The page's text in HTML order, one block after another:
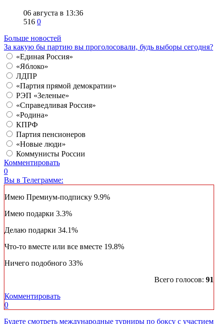
06 августа в 13:36
516 0
Больше новостей
За какую бы партию вы проголосовали, будь выборы сегодня?
«Единая Россия»
«Яблоко»
ЛДПР
«Партия прямой демократии»
РЭП «Зеленые»
«Справедливая Россия»
«Родина»
КПРФ
Партия пенсионеров
«Новые люди»
Коммунисты России
Комментировать
0
Вы в Телеграмме:
Имею Премиум-подписку 9.9%
Имею подарки 3.3%
Делаю подарки 34.1%
Что-то вместе или все вместе 19.8%
Ничего подобного 33%
Всего голосов: 91
Комментировать
0
Будете смотреть международные турниры по боксу с участием